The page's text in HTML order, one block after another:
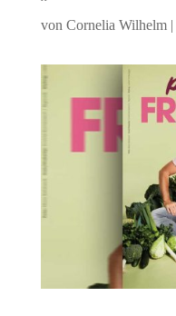
von Cornelia Wilhelm|